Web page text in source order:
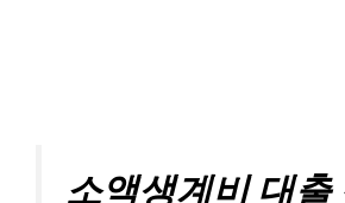
소액생계비 대출